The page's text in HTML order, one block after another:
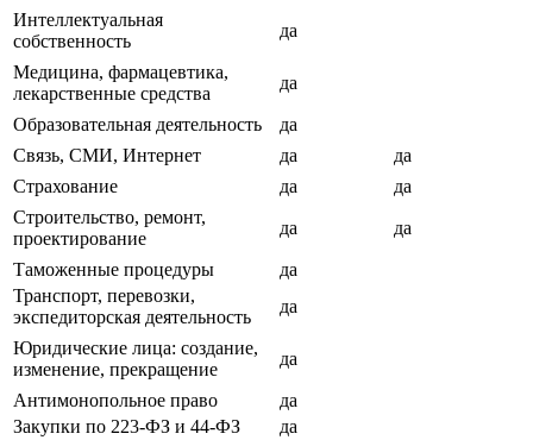
Интеллектуальная
собственность
да
Медицина, фармацевтика,
лекарственные средства
да
Образовательная деятельность
да
Связь, СМИ, Интернет
да
да
Страхование
да
да
Строительство, ремонт,
проектирование
да да
Таможенные процедуры
да
Транспорт, перевозки,
экспедиторская деятельность
да
Юридические лица: создание,
изменение, прекращение
да
Антимонопольное право
да
Закупки по 223-ФЗ и 44-ФЗ
да